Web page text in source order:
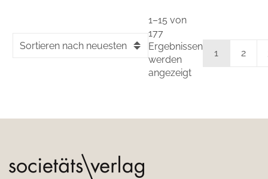
Sortieren nach neuesten
1–15 von
177
Ergebnissen
werden
angezeigt
1 2